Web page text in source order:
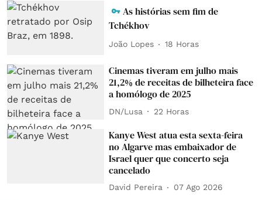
As histórias sem fim de
Tchékhov
João Lopes 18 Horas
Cinemas tiveram em julho mais
21,2% de receitas de bilheteira face
a homólogo de 2025
DN/Lusa 22 Horas
Kanye West atua esta sexta-feira
no Algarve mas embaixador de
Israel quer que concerto seja
cancelado
David Pereira 07 Ago 2026